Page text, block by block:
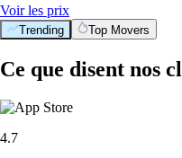
Voir les prix
Trending Top Movers
Ce que disent nos
4.7